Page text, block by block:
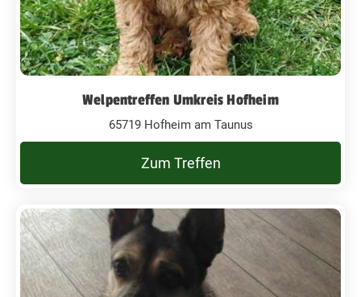
Welpentreffen Umkreis Hofheim
65719 Hofheim am Taunus
Zum Treffen